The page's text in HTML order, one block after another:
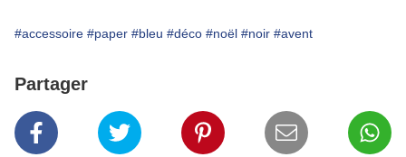
#accessoire #paper #bleu #déco #noël #noir #avent
Partager